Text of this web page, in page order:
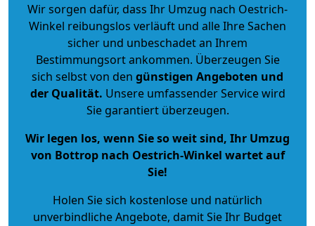
Wir sorgen dafür, dass Ihr Umzug nach Oestrich-
Winkel reibungslos verläuft und alle Ihre Sachen
sicher und unbeschadet an Ihrem
Bestimmungsort ankommen. Überzeugen Sie
sich selbst von den günstigen Angeboten und
der Qualität. Unsere umfassender Service wird
Sie garantiert überzeugen.
Wir legen los, wenn Sie so weit sind, Ihr Umzug
von Bottrop nach Oestrich-Winkel wartet auf
Sie!
Holen Sie sich kostenlose und natürlich
unverbindliche Angebote, damit Sie Ihr Budget